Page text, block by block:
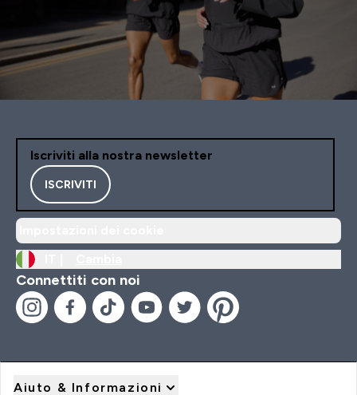
Iscriviti alla nostra newsletter
ISCRIVITI
Connettiti con noi
Aiuto & Informazioni